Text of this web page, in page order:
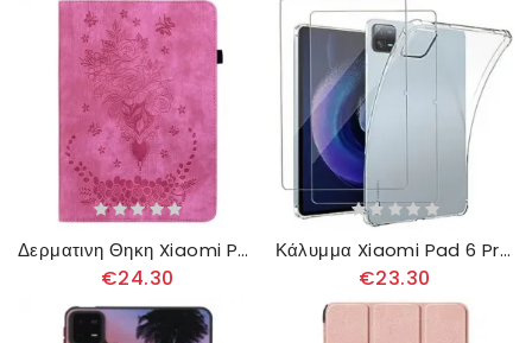
Δερματινη Θηκη Xiaomi Pad 6 Pro Ροζ Δερμάτινο Εφέ
€24.30
Κάλυμμα Xiaomi Pad 6 Pro Προστατευτικό Οθόνης Από Διαφανές Και Σκληρυμένο Γυαλί
€23.30